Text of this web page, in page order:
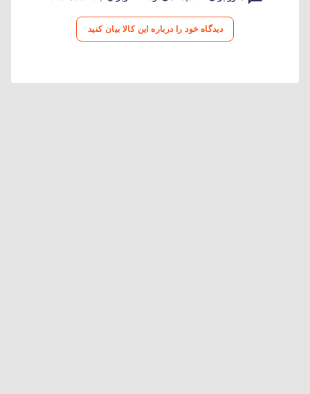
دیدگاه خود را درباره این کالا بیان کنید